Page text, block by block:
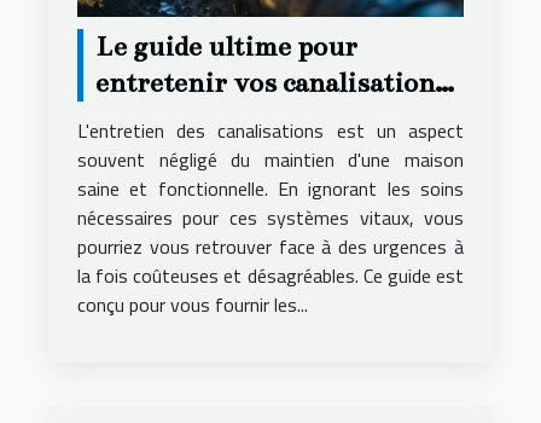
Le guide ultime pour
entretenir vos canalisations
et éviter les urgences
L'entretien des canalisations est un aspect
souvent négligé du maintien d'une maison
saine et fonctionnelle. En ignorant les soins
nécessaires pour ces systèmes vitaux, vous
pourriez vous retrouver face à des urgences à
la fois coûteuses et désagréables. Ce guide est
conçu pour vous fournir les...